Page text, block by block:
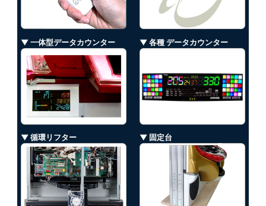
▼ 一体型データカウンター ▼ 各種 データカウンター
▼ 循環リフター ▼ 固定台